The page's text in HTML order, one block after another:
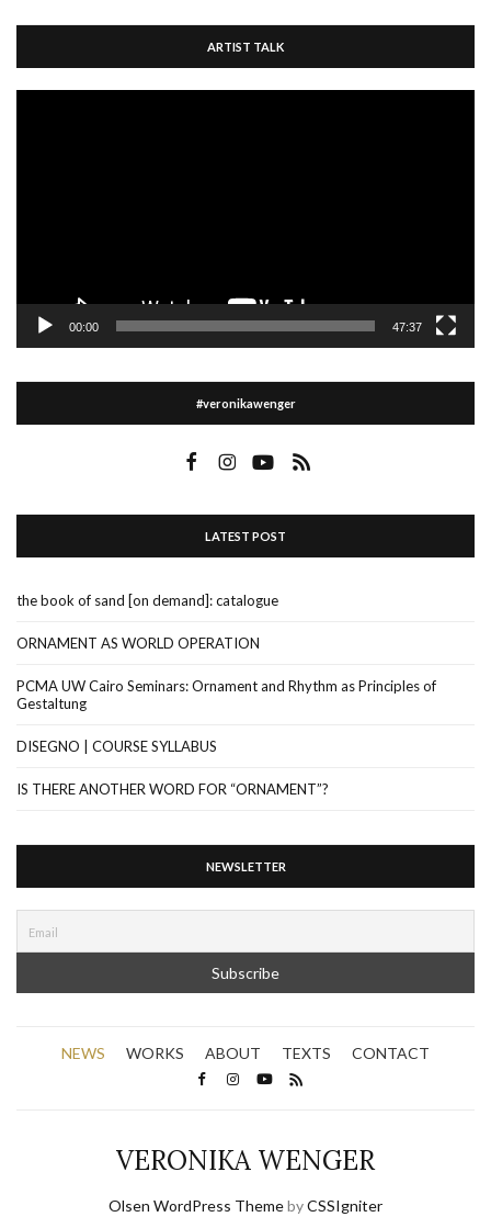
ARTIST TALK
00:00 47:37
#veronikawenger
LATEST POST
the book of sand [on demand]: catalogue
ORNAMENT AS WORLD OPERATION
PCMA UW Cairo Seminars: Ornament and Rhythm as Principles of
Gestaltung
DISEGNO | COURSE SYLLABUS
IS THERE ANOTHER WORD FOR “ORNAMENT”?
NEWSLETTER
NEWS WORKS ABOUT TEXTS CONTACT
VERONIKA WENGER
Olsen WordPress ThemebyCSSIgniter